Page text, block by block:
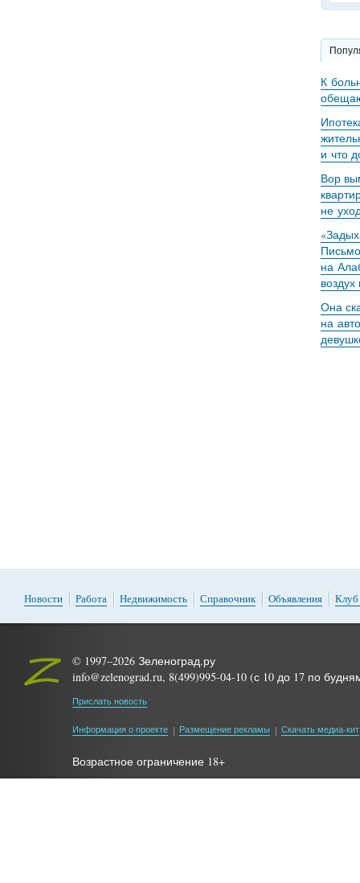
К
и что
Вор
не
на
Она
на
Новости Работа Недвижимость Справочник Объявления Клуб
© 1997–2026 Зеленоград.ру
info@zelenograd.ru, 8(499)995-04-10 (с 10 до 17 по
Прислать новость
Информация о проекте Размещение рекламы Скачать медиа-кит
Возрастное ограничение 18+